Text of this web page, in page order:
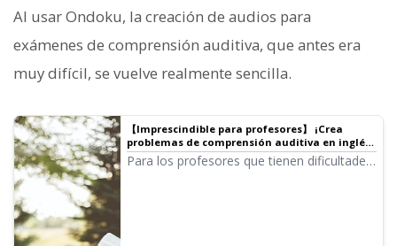
Al usar Ondoku, la creación de audios para
exámenes de comprensión auditiva, que antes era
muy difícil, se vuelve realmente sencilla.
【Imprescindible para profesores】 ¡Crea
problemas de comprensión auditiva en inglés
gratis! Explicación detallada del método sin
necesidad de grabación. ｜ Software de
Para los profesores que tienen dificultades